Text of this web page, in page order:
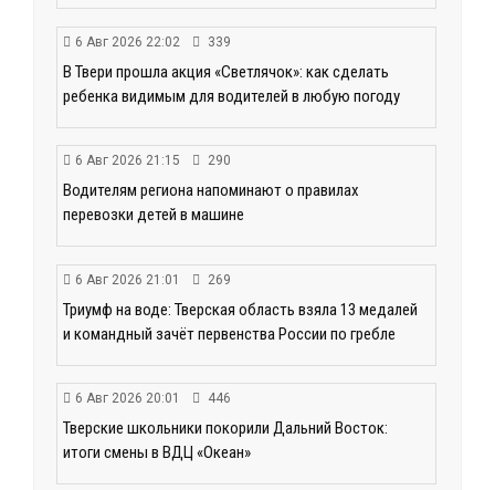
6 Авг 2026 22:02 339
В Твери прошла акция «Светлячок»: как сделать
ребенка видимым для водителей в любую погоду
6 Авг 2026 21:15 290
Водителям региона напоминают о правилах
перевозки детей в машине
6 Авг 2026 21:01 269
Триумф на воде: Тверская область взяла 13 медалей
и командный зачёт первенства России по гребле
6 Авг 2026 20:01 446
Тверские школьники покорили Дальний Восток:
итоги смены в ВДЦ «Океан»